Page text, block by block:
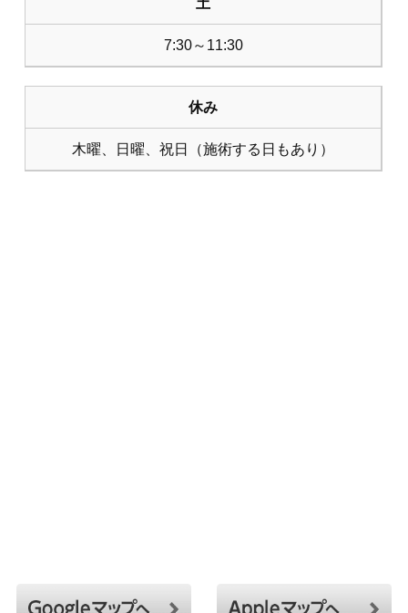
土
7:30～11:30
休み
木曜、日曜、祝日（施術する日もあり）